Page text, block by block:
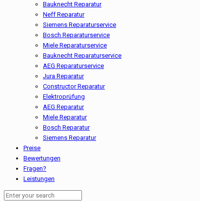
Bauknecht Reparatur
Neff Reparatur
Siemens Reparaturservice
Bosch Reparaturservice
Miele Reparaturservice
Bauknecht Reparaturservice
AEG Reparaturservice
Jura Reparatur
Constructor Reparatur
Elektroprüfung
AEG Reparatur
Miele Reparatur
Bosch Reparatur
Siemens Reparatur
Preise
Bewertungen
Fragen?
Leistungen